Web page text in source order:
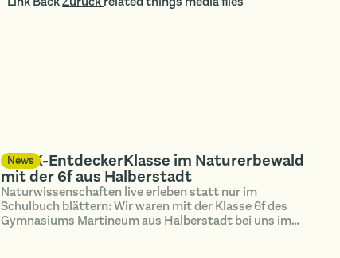
News
SUNK-EntdeckerKlasse im Naturerbewald
mit der 6f aus Halberstadt
Naturwissenschaften live erleben statt nur im
Schulbuch blättern: Wir waren mit der Klasse 6f des
Gymnasiums Martineum aus Halberstadt bei uns im